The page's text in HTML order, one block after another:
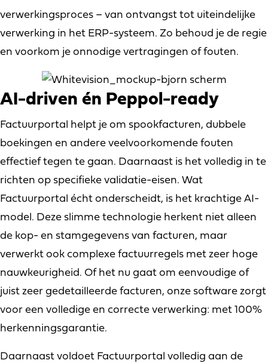
verwerkingsproces – van ontvangst tot uiteindelijke
verwerking in het ERP-systeem. Zo behoud je de regie
en voorkom je onnodige vertragingen of fouten.
AI-driven én Peppol-ready
Factuurportal helpt je om spookfacturen, dubbele
boekingen en andere veelvoorkomende fouten
effectief tegen te gaan. Daarnaast is het volledig in te
richten op specifieke validatie-eisen. Wat
Factuurportal écht onderscheidt, is het krachtige AI-
model. Deze slimme technologie herkent niet alleen
de kop- en stamgegevens van facturen, maar
verwerkt ook complexe factuurregels met zeer hoge
nauwkeurigheid. Of het nu gaat om eenvoudige of
juist zeer gedetailleerde facturen, onze software zorgt
voor een volledige en correcte verwerking: met 100%
herkenningsgarantie.
Daarnaast voldoet Factuurportal volledig aan de